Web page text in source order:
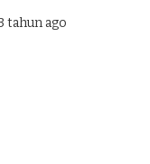
tahun ago